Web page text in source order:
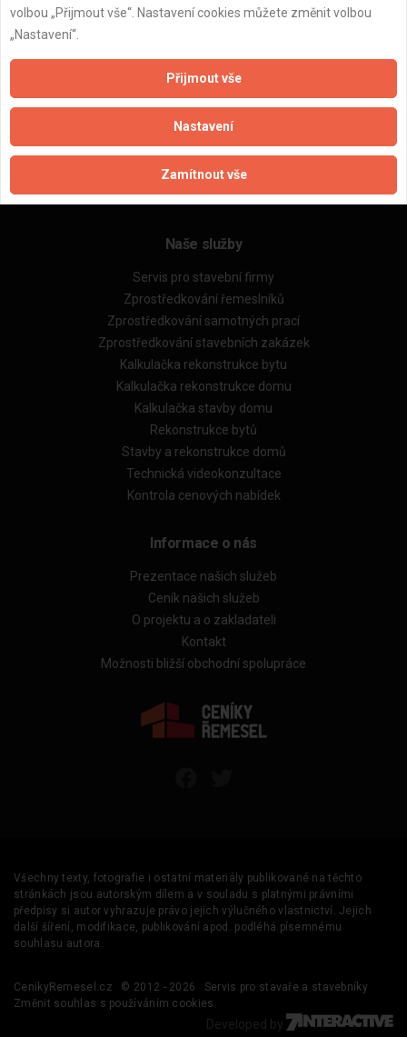
Zpracování a ochrana osobních údajů
Zásady pro používání souborů cookie
Obchodní podmínky (zprostředkování)
Obchodní podmínky (rozpočtování)
Reference
Naše excelové tabulky online
Naše služby
Servis pro stavební firmy
Zprostředkování řemeslníků
Zprostředkování samotných prací
Zprostředkování stavebních zakázek
Kalkulačka rekonstrukce bytu
Kalkulačka rekonstrukce domu
Kalkulačka stavby domu
Rekonstrukce bytů
Stavby a rekonstrukce domů
Technická videokonzultace
Kontrola cenových nabídek
Informace o nás
Prezentace našich služeb
Ceník našich služeb
O projektu a o zakladateli
Kontakt
Možnosti bližší obchodní spolupráce
Všechny texty, fotografie i ostatní materiály publikované na těchto
stránkách jsou autorským dílem a v souladu s platnými právními
předpisy si autor vyhrazuje právo jejich výlučného vlastnictví. Jejich
další šíření, modifikace, publikování apod. podléhá písemnému
souhlasu autora.
CenikyRemesel.cz © 2012 - 2026
Servis pro stavaře a stavebníky
Změnit souhlas s používáním cookies
Developed by
volbou „Přijmout vše“. Nastavení cookies můžete změnit volbou
„Nastavení“.
Přijmout vše
Nastavení
Zamítnout vše